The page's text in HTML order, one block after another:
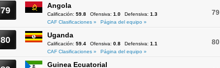
79 Angola
Calificación: 59.8 Ofensiva: 1.0 Defensiva: 1.3
CAF Clasificaciones »
Página del equipo »
79
80 Uganda
Calificación: 59.4 Ofensiva: 0.8 Defensiva: 1.1
CAF Clasificaciones »
Página del equipo »
80
Guinea Ecuatorial